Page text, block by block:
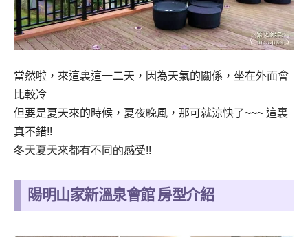
當然啦，來這裏這一二天，因為天氣的關係，坐在外面會
比較冷
但要是夏天來的時候，夏夜晚風，那可就涼快了~~~ 這裏
真不錯!!
冬天夏天來都有不同的感受!!
陽明山家新溫泉會館 房型介紹